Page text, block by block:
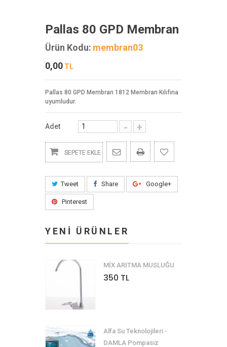
Pallas 80 GPD Membran
Ürün Kodu: membran03
0,00 TL
Pallas 80 GPD Membran 1812 Membran Kılıfına
uyumludur.
Adet - +
SEPETE EKLE
Tweet Share Google+
Pinterest
YENİ ÜRÜNLER
MİX ARITMA MUSLUĞU
350 TL
Alfa Su Teknolojileri -
DAMLA Pompasız